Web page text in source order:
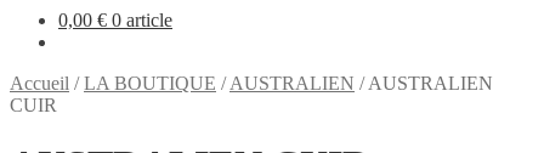
0,00 € 0 article
Accueil /LA BOUTIQUE /AUSTRALIEN /AUSTRALIEN
CUIR